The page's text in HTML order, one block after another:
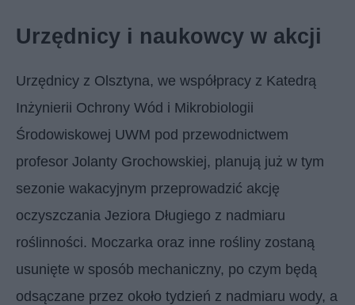
Urzędnicy i naukowcy w akcji
Urzędnicy z Olsztyna, we współpracy z Katedrą
Inżynierii Ochrony Wód i Mikrobiologii
Środowiskowej UWM pod przewodnictwem
profesor Jolanty Grochowskiej, planują już w tym
sezonie wakacyjnym przeprowadzić akcję
oczyszczania Jeziora Długiego z nadmiaru
roślinności. Moczarka oraz inne rośliny zostaną
usunięte w sposób mechaniczny, po czym będą
odsączane przez około tydzień z nadmiaru wody, a